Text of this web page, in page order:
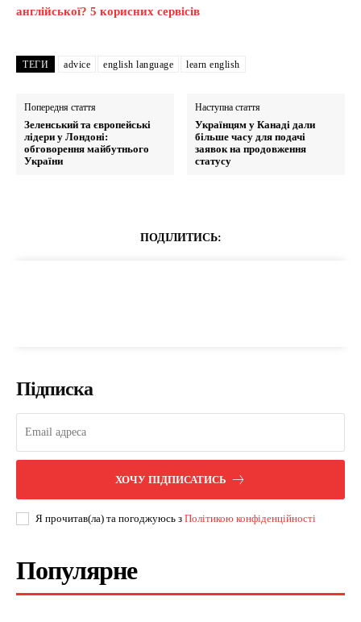
англійської? 5 корисних сервісів
ТЕГИ advice english language learn english
Попередня стаття
Зеленський та європейські
лідери у Лондоні:
обговорення майбутнього
України
Наступна стаття
Українцям у Канаді дали
більше часу для подачі
заявок на продовження
статусу
ПОДІЛИТИСЬ:
Підписка
ХОЧУ ПІДПИСАТИСЬ
Я прочитав(ла) та погоджуюсь з Політикою конфіденційності
Популярне